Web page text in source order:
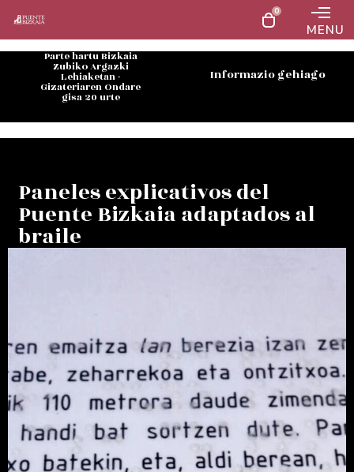
0
MENU
Parte hartu Bizkaia
Zubiko Argazki
Lehiaketan -
Gizateriaren Ondare
gisa 20 urte
Informazio gehiago
Paneles explicativos del
Puente Bizkaia adaptados al
braile